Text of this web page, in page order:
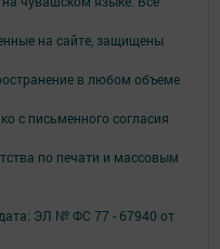
на сайте, защищены
в любом объеме
с письменного согласия
по печати и массовым
ЭЛ № ФС 77 - 67940 от